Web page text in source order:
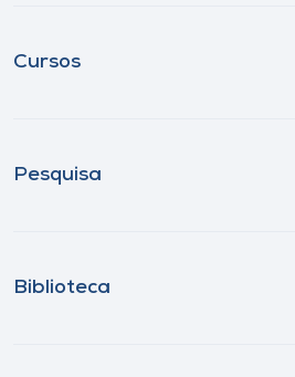
Cursos
Pesquisa
Biblioteca